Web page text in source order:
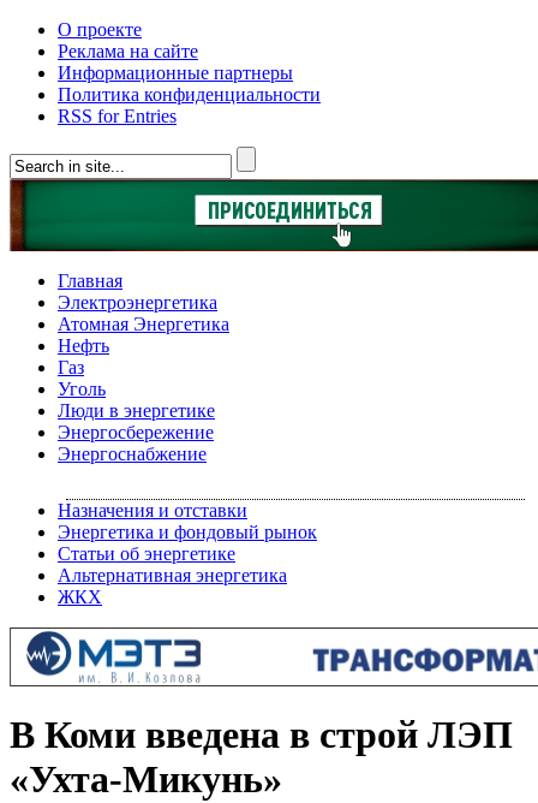
О проекте
Реклама на сайте
Информационные партнеры
Политика конфиденциальности
RSS for Entries
Главная
Электроэнергетика
Атомная Энергетика
Нефть
Газ
Уголь
Люди в энергетике
Энергосбережение
Энергоснабжение
Назначения и отставки
Энергетика и фондовый рынок
Статьи об энергетике
Альтернативная энергетика
ЖКХ
В Коми введена в строй ЛЭП
«Ухта-Микунь»